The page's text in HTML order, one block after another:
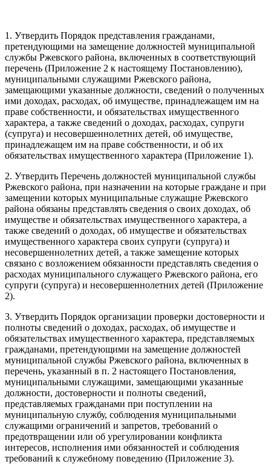
1. Утвердить Порядок представления гражданами,
претендующими на замещение должностей муниципальной
службы Ржевского района, включенных в соответствующий
перечень (Приложение 2 к настоящему Постановлению),
муниципальными служащими Ржевского района,
замещающими указанные должности, сведений о полученных
ими доходах, расходах, об имуществе, принадлежащем им на
праве собственности, и обязательствах имущественного
характера, а также сведений о доходах, расходах, супруги
(супруга) и несовершеннолетних детей, об имуществе,
принадлежащем им на праве собственности, и об их
обязательствах имущественного характера (Приложение 1).
2. Утвердить Перечень должностей муниципальной службы
Ржевского района, при назначении на которые граждане и при
замещении которых муниципальные служащие Ржевского
района обязаны представлять сведения о своих доходах, об
имуществе и обязательствах имущественного характера, а
также сведений о доходах, об имуществе и обязательствах
имущественного характера своих супруги (супруга) и
несовершеннолетних детей, а также замещение которых
связано с возложением обязанности представлять сведения о
расходах муниципального служащего Ржевского района, его
супруги (супруга) и несовершеннолетних детей (Приложение
2).
3. Утвердить Порядок организации проверки достоверности и
полноты сведений о доходах, расходах, об имуществе и
обязательствах имущественного характера, представляемых
гражданами, претендующими на замещение должностей
муниципальной службы Ржевского района, включенных в
перечень, указанный в п. 2 настоящего Постановления,
муниципальными служащими, замещающими указанные
должности, достоверности и полноты сведений,
представляемых гражданами при поступлении на
муниципальную службу, соблюдения муниципальными
служащими ограничений и запретов, требований о
предотвращении или об урегулировании конфликта
интересов, исполнения ими обязанностей и соблюдения
требований к служебному поведению (Приложение 3).